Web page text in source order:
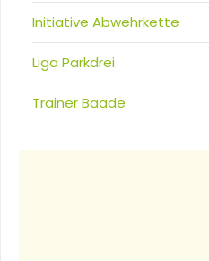
Initiative Abwehrkette
Liga Parkdrei
Trainer Baade